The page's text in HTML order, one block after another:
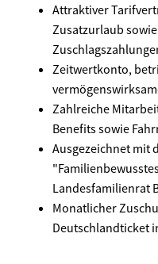
Attraktiver
Zusatzurlaub
Zeitwertkonto,
Zahlreiche
Benefits sowie
Ausgezeichnet mit
Landesfamilienrat
Monatlicher
Deutschlandticket